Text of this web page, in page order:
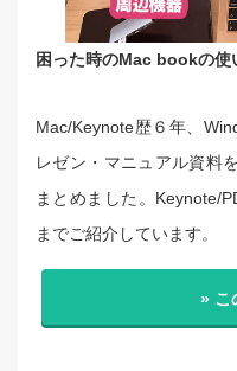
困った時のMac bookの
Mac/Keynote歴６年、
レゼン・マニュアル資料
まとめました。Keynote/
までご紹介しています。
» こ